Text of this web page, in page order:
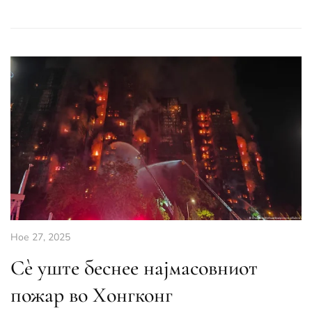
Ное 27, 2025
Сè уште беснее најмасовниот
пожар во Хонгконг